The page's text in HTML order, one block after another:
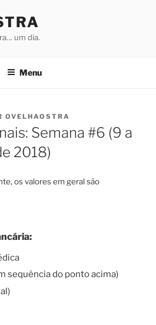
um dia.
Menu
OVELHAOSTRA
Semana #6 (9 a
2018)
os valores em geral são
sequência do ponto acima)